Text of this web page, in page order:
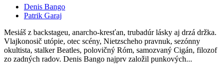
Denis Bango
Patrik Garaj
Mesiáš z backstageu, anarcho-kresťan, trubadúr lásky aj drzá držka.
Vlajkonosič utópie, otec scény, Nietzscheho pravnuk, sezónny
okultista, stalker Beatles, polovičný Róm, samozvaný Cigán, filozof
zo zadných radov. Denis Bango najprv založil punkových...